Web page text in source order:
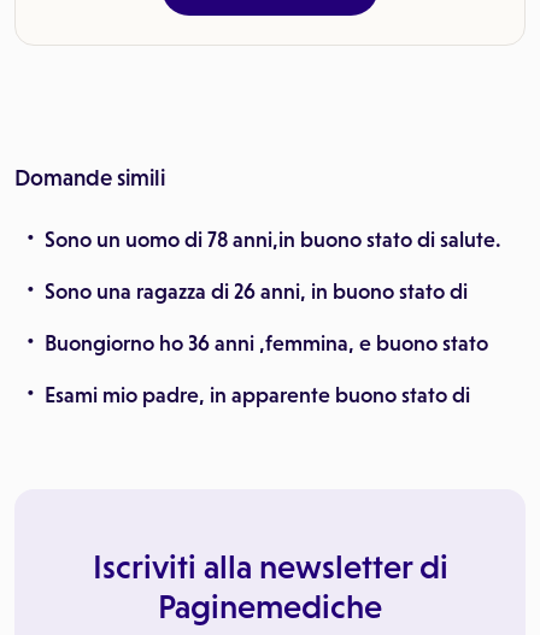
Domande simili
Sono un uomo di 78 anni,in buono stato di salute.
Sono una ragazza di 26 anni, in buono stato di
Buongiorno ho 36 anni ,femmina, e buono stato
Esami mio padre, in apparente buono stato di
Iscriviti alla newsletter di
Paginemediche